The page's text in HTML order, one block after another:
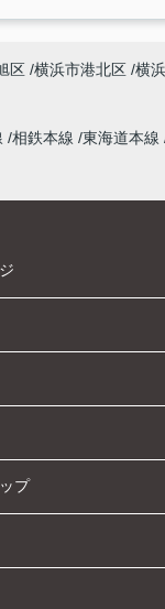
区 横浜市港北区 横
相鉄本線 東海道本線
プ